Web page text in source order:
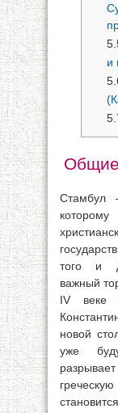
и
Стамбул
того и
важный
IV веке
новой
уже